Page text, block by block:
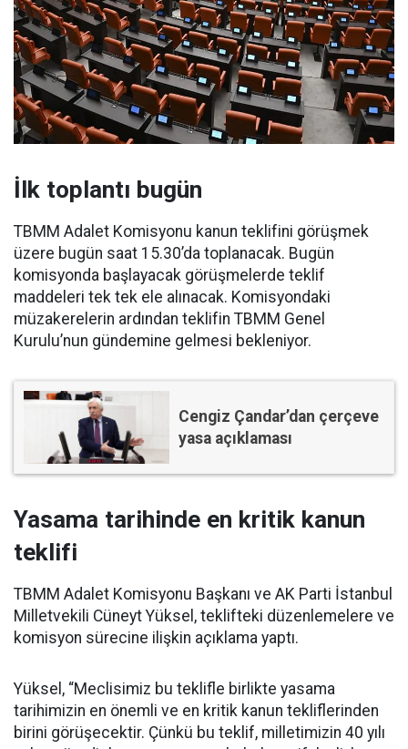
İlk toplantı bugün
TBMM Adalet Komisyonu kanun teklifini görüşmek
üzere bugün saat 15.30’da toplanacak. Bugün
komisyonda başlayacak görüşmelerde teklif
maddeleri tek tek ele alınacak. Komisyondaki
müzakerelerin ardından teklifin TBMM Genel
Kurulu’nun gündemine gelmesi bekleniyor.
Cengiz Çandar’dan çerçeve
yasa açıklaması
Yasama tarihinde en kritik kanun
teklifi
TBMM Adalet Komisyonu Başkanı ve AK Parti İstanbul
Milletvekili Cüneyt Yüksel, teklifteki düzenlemelere ve
komisyon sürecine ilişkin açıklama yaptı.
Yüksel, “Meclisimiz bu teklifle birlikte yasama
tarihimizin en önemli ve en kritik kanun tekliflerinden
birini görüşecektir. Çünkü bu teklif, milletimizin 40 yılı